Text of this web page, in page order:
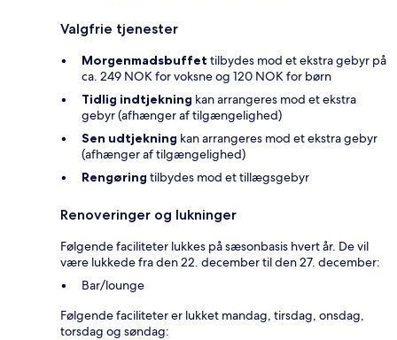
Valgfrie tjenester
Morgenmadsbuffet tilbydes mod et ekstra gebyr på
ca. 249 NOK for voksne og 120 NOK for børn
Tidlig indtjekning kan arrangeres mod et ekstra
gebyr (afhænger af tilgængelighed)
Sen udtjekning kan arrangeres mod et ekstra gebyr
(afhænger af tilgængelighed)
Rengøring tilbydes mod et tillægsgebyr
Renoveringer og lukninger
Følgende faciliteter lukkes på sæsonbasis hvert år. De vil
være lukkede fra den 22. december til den 27. december:
Bar/lounge
Følgende faciliteter er lukket mandag, tirsdag, onsdag,
torsdag og søndag: